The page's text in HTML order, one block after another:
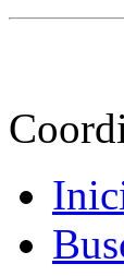
I
B